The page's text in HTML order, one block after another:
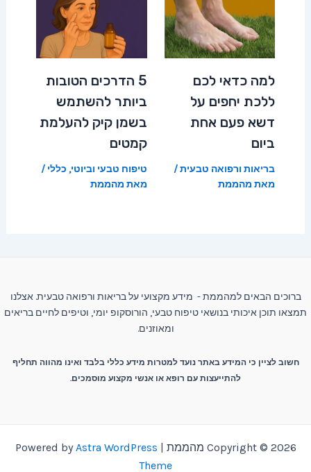
למה כדאי לכם
ללכת יחפים על
דשא פעם אחת
ביום
בריאות ורפואה טבעית/
מאת מהממת
5 הדרכים הטובות
ביותר להשתמש
בשמן קיק להעלמת
קמטים
טיפוח טבעי וביוטי, כללי /
מאת מהממת
ברוכים הבאים למהממת - מידע מקצועי על בריאות ורפואה טבעית. אצלנו
תמצאו תוכן איכותי בנושאי טיפוח טבעי, הורוסקופ יומי, וטיפים לחיים בריאים
ומאוזנים.
חשוב לציין כי המידע באתר נועד למטרות מידע כללי בלבד ואינו מהווה תחליף
להתייעצות עם רופא או אנשי מקצוע מוסמכים.
Copyright © 2026 מהממת | Powered by
Astra WordPress
Theme